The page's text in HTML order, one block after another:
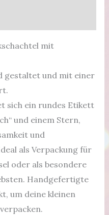
mit
gestaltet und mit einer
sich ein rundes Etikett
und einem Stern,
und
als Verpackung für
oder als besondere
Handgefertigte
um deine kleinen